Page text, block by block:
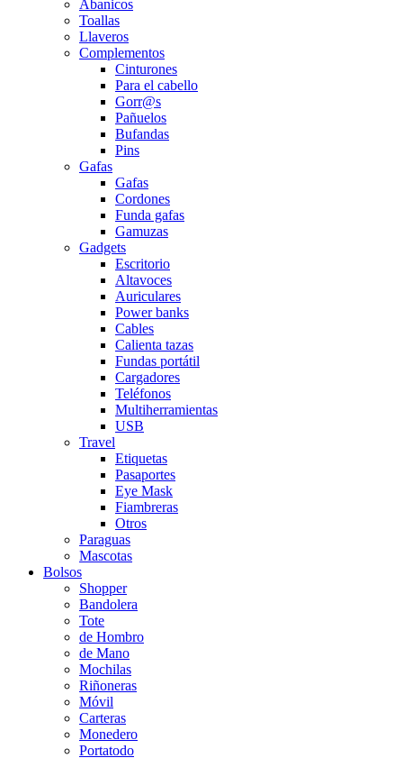
Abanicos
Toallas
Llaveros
Complementos
Cinturones
Para el cabello
Gorr@s
Pañuelos
Bufandas
Pins
Gafas
Gafas
Cordones
Funda gafas
Gamuzas
Gadgets
Escritorio
Altavoces
Auriculares
Power banks
Cables
Calienta tazas
Fundas portátil
Cargadores
Teléfonos
Multiherramientas
USB
Travel
Etiquetas
Pasaportes
Eye Mask
Fiambreras
Otros
Paraguas
Mascotas
Bolsos
Shopper
Bandolera
Tote
de Hombro
de Mano
Mochilas
Riñoneras
Móvil
Carteras
Monedero
Portatodo